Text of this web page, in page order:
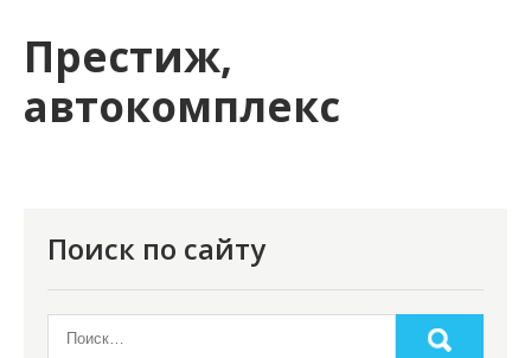
Престиж,
автокомплекс
Поиск по сайту